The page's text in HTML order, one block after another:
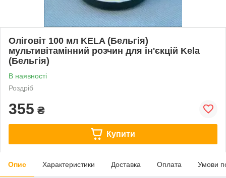
Оліговіт 100 мл KELA (Бельгія)
мультивітамінний розчин для ін'єкцій Kela
(Бельгія)
В наявності
Роздріб
355 ₴
Купити
Опис Характеристики Доставка Оплата Умови